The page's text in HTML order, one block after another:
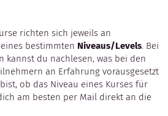
richten sich jeweils an
bestimmten Niveaus/Levels . Bei
kannst du nachlesen, was bei den
an Erfahrung vorausgesetzt
ob das Niveau eines Kurses für
am besten per Mail direkt an die